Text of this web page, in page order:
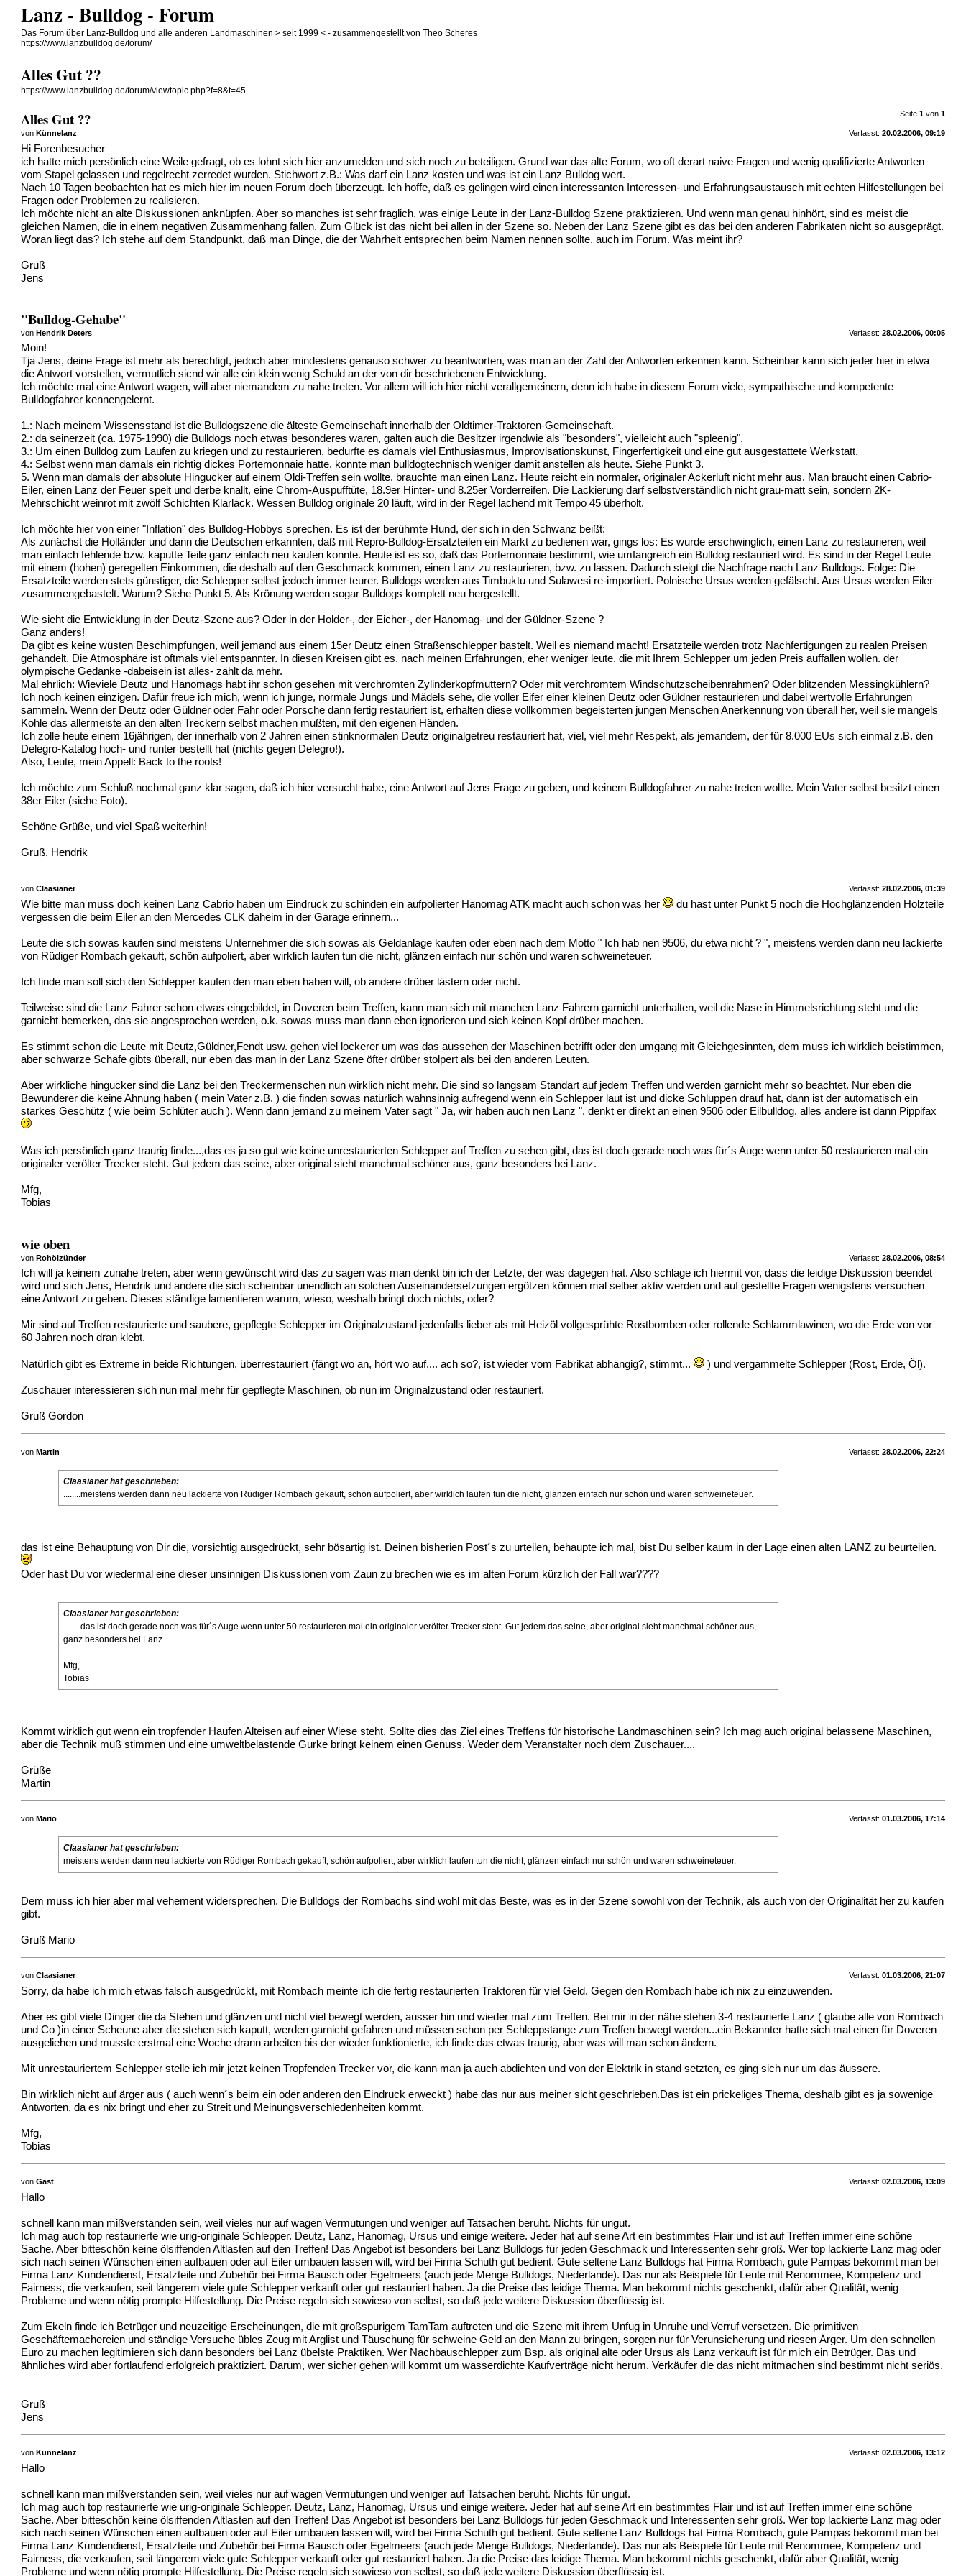
Lanz - Bulldog - Forum
Das Forum über Lanz-Bulldog und alle anderen Landmaschinen > seit 1999 < - zusammengestellt von Theo Scheres
https://www.lanzbulldog.de/forum/
Alles Gut ??
https://www.lanzbulldog.de/forum/viewtopic.php?f=8&t=45
Seite 1von 1
Alles Gut ??
Verfasst: 20.02.2006, 09:19
vonKünnelanz
Hi Forenbesucher
ich hatte mich persönlich eine Weile gefragt, ob es lohnt sich hier anzumelden und sich noch zu beteiligen. Grund war das alte Forum, wo oft derart naive Fragen und wenig qualifizierte Antworten
vom Stapel gelassen und regelrecht zerredet wurden. Stichwort z.B.: Was darf ein Lanz kosten und was ist ein Lanz Bulldog wert.
Nach 10 Tagen beobachten hat es mich hier im neuen Forum doch überzeugt. Ich hoffe, daß es gelingen wird einen interessanten Interessen- und Erfahrungsaustausch mit echten Hilfestellungen bei
Fragen oder Problemen zu realisieren.
Ich möchte nicht an alte Diskussionen anknüpfen. Aber so manches ist sehr fraglich, was einige Leute in der Lanz-Bulldog Szene praktizieren. Und wenn man genau hinhört, sind es meist die
gleichen Namen, die in einem negativen Zusammenhang fallen. Zum Glück ist das nicht bei allen in der Szene so. Neben der Lanz Szene gibt es das bei den anderen Fabrikaten nicht so ausgeprägt.
Woran liegt das? Ich stehe auf dem Standpunkt, daß man Dinge, die der Wahrheit entsprechen beim Namen nennen sollte, auch im Forum. Was meint ihr?
Gruß
Jens
"Bulldog-Gehabe"
Verfasst: 28.02.2006, 00:05
vonHendrik Deters
Moin!
Tja Jens, deine Frage ist mehr als berechtigt, jedoch aber mindestens genauso schwer zu beantworten, was man an der Zahl der Antworten erkennen kann. Scheinbar kann sich jeder hier in etwa
die Antwort vorstellen, vermutlich sicnd wir alle ein klein wenig Schuld an der von dir beschriebenen Entwicklung.
Ich möchte mal eine Antwort wagen, will aber niemandem zu nahe treten. Vor allem will ich hier nicht verallgemeinern, denn ich habe in diesem Forum viele, sympathische und kompetente
Bulldogfahrer kennengelernt.
1.: Nach meinem Wissensstand ist die Bulldogszene die älteste Gemeinschaft innerhalb der Oldtimer-Traktoren-Gemeinschaft.
2.: da seinerzeit (ca. 1975-1990) die Bulldogs noch etwas besonderes waren, galten auch die Besitzer irgendwie als "besonders", vielleicht auch "spleenig".
3.: Um einen Bulldog zum Laufen zu kriegen und zu restaurieren, bedurfte es damals viel Enthusiasmus, Improvisationskunst, Fingerfertigkeit und eine gut ausgestattete Werkstatt.
4.: Selbst wenn man damals ein richtig dickes Portemonnaie hatte, konnte man bulldogtechnisch weniger damit anstellen als heute. Siehe Punkt 3.
5. Wenn man damals der absolute Hingucker auf einem Oldi-Treffen sein wollte, brauchte man einen Lanz. Heute reicht ein normaler, originaler Ackerluft nicht mehr aus. Man braucht einen Cabrio-
Eiler, einen Lanz der Feuer speit und derbe knallt, eine Chrom-Auspufftüte, 18.9er Hinter- und 8.25er Vorderreifen. Die Lackierung darf selbstverständlich nicht grau-matt sein, sondern 2K-
Mehrschicht weinrot mit zwölf Schichten Klarlack. Wessen Bulldog originale 20 läuft, wird in der Regel lachend mit Tempo 45 überholt.
Ich möchte hier von einer "Inflation" des Bulldog-Hobbys sprechen. Es ist der berühmte Hund, der sich in den Schwanz beißt:
Als zunächst die Holländer und dann die Deutschen erkannten, daß mit Repro-Bulldog-Ersatzteilen ein Markt zu bedienen war, gings los: Es wurde erschwinglich, einen Lanz zu restaurieren, weil
man einfach fehlende bzw. kaputte Teile ganz einfach neu kaufen konnte. Heute ist es so, daß das Portemonnaie bestimmt, wie umfangreich ein Bulldog restauriert wird. Es sind in der Regel Leute
mit einem (hohen) geregelten Einkommen, die deshalb auf den Geschmack kommen, einen Lanz zu restaurieren, bzw. zu lassen. Dadurch steigt die Nachfrage nach Lanz Bulldogs. Folge: Die
Ersatzteile werden stets günstiger, die Schlepper selbst jedoch immer teurer. Bulldogs werden aus Timbuktu und Sulawesi re-importiert. Polnische Ursus werden gefälscht. Aus Ursus werden Eiler
zusammengebastelt. Warum? Siehe Punkt 5. Als Krönung werden sogar Bulldogs komplett neu hergestellt.
Wie sieht die Entwicklung in der Deutz-Szene aus? Oder in der Holder-, der Eicher-, der Hanomag- und der Güldner-Szene ?
Ganz anders!
Da gibt es keine wüsten Beschimpfungen, weil jemand aus einem 15er Deutz einen Straßenschlepper bastelt. Weil es niemand macht! Ersatzteile werden trotz Nachfertigungen zu realen Preisen
gehandelt. Die Atmosphäre ist oftmals viel entspannter. In diesen Kreisen gibt es, nach meinen Erfahrungen, eher weniger leute, die mit Ihrem Schlepper um jeden Preis auffallen wollen. der
olympische Gedanke -dabeisein ist alles- zählt da mehr.
Mal ehrlich: Wieviele Deutz und Hanomags habt ihr schon gesehen mit verchromten Zylinderkopfmuttern? Oder mit verchromtem Windschutzscheibenrahmen? Oder blitzenden Messingkühlern?
Ich noch keinen einzigen. Dafür freue ich mich, wenn ich junge, normale Jungs und Mädels sehe, die voller Eifer einer kleinen Deutz oder Güldner restaurieren und dabei wertvolle Erfahrungen
sammeln. Wenn der Deutz oder Güldner oder Fahr oder Porsche dann fertig restauriert ist, erhalten diese vollkommen begeisterten jungen Menschen Anerkennung von überall her, weil sie mangels
Kohle das allermeiste an den alten Treckern selbst machen mußten, mit den eigenen Händen.
Ich zolle heute einem 16jährigen, der innerhalb von 2 Jahren einen stinknormalen Deutz originalgetreu restauriert hat, viel, viel mehr Respekt, als jemandem, der für 8.000 EUs sich einmal z.B. den
Delegro-Katalog hoch- und runter bestellt hat (nichts gegen Delegro!).
Also, Leute, mein Appell: Back to the roots!
Ich möchte zum Schluß nochmal ganz klar sagen, daß ich hier versucht habe, eine Antwort auf Jens Frage zu geben, und keinem Bulldogfahrer zu nahe treten wollte. Mein Vater selbst besitzt einen
38er Eiler (siehe Foto).
Schöne Grüße, und viel Spaß weiterhin!
Gruß, Hendrik
Verfasst: 28.02.2006, 01:39
vonClaasianer
Wie bitte man muss doch keinen Lanz Cabrio haben um Eindruck zu schinden ein aufpolierter Hanomag ATK macht auch schon was her
du hast unter Punkt 5 noch die Hochglänzenden Holzteile
vergessen die beim Eiler an den Mercedes CLK daheim in der Garage erinnern...
Leute die sich sowas kaufen sind meistens Unternehmer die sich sowas als Geldanlage kaufen oder eben nach dem Motto " Ich hab nen 9506, du etwa nicht ? ", meistens werden dann neu lackierte
von Rüdiger Rombach gekauft, schön aufpoliert, aber wirklich laufen tun die nicht, glänzen einfach nur schön und waren schweineteuer.
Ich finde man soll sich den Schlepper kaufen den man eben haben will, ob andere drüber lästern oder nicht.
Teilweise sind die Lanz Fahrer schon etwas eingebildet, in Doveren beim Treffen, kann man sich mit manchen Lanz Fahrern garnicht unterhalten, weil die Nase in Himmelsrichtung steht und die
garnicht bemerken, das sie angesprochen werden, o.k. sowas muss man dann eben ignorieren und sich keinen Kopf drüber machen.
Es stimmt schon die Leute mit Deutz,Güldner,Fendt usw. gehen viel lockerer um was das aussehen der Maschinen betrifft oder den umgang mit Gleichgesinnten, dem muss ich wirklich beistimmen,
aber schwarze Schafe gibts überall, nur eben das man in der Lanz Szene öfter drüber stolpert als bei den anderen Leuten.
Aber wirkliche hingucker sind die Lanz bei den Treckermenschen nun wirklich nicht mehr. Die sind so langsam Standart auf jedem Treffen und werden garnicht mehr so beachtet. Nur eben die
Bewunderer die keine Ahnung haben ( mein Vater z.B. ) die finden sowas natürlich wahnsinnig aufregend wenn ein Schlepper laut ist und dicke Schluppen drauf hat, dann ist der automatisch ein
starkes Geschütz ( wie beim Schlüter auch ). Wenn dann jemand zu meinem Vater sagt " Ja, wir haben auch nen Lanz ", denkt er direkt an einen 9506 oder Eilbulldog, alles andere ist dann Pippifax
Was ich persönlich ganz traurig finde...,das es ja so gut wie keine unrestaurierten Schlepper auf Treffen zu sehen gibt, das ist doch gerade noch was für´s Auge wenn unter 50 restaurieren mal ein
originaler verölter Trecker steht. Gut jedem das seine, aber original sieht manchmal schöner aus, ganz besonders bei Lanz.
Mfg,
Tobias
wie oben
Verfasst: 28.02.2006, 08:54
vonRohölzünder
Ich will ja keinem zunahe treten, aber wenn gewünscht wird das zu sagen was man denkt bin ich der Letzte, der was dagegen hat. Also schlage ich hiermit vor, dass die leidige Diskussion beendet
wird und sich Jens, Hendrik und andere die sich scheinbar unendlich an solchen Auseinandersetzungen ergötzen können mal selber aktiv werden und auf gestellte Fragen wenigstens versuchen
eine Antwort zu geben. Dieses ständige lamentieren warum, wieso, weshalb bringt doch nichts, oder?
Mir sind auf Treffen restaurierte und saubere, gepflegte Schlepper im Originalzustand jedenfalls lieber als mit Heizöl vollgesprühte Rostbomben oder rollende Schlammlawinen, wo die Erde von vor
60 Jahren noch dran klebt.
Natürlich gibt es Extreme in beide Richtungen, überrestauriert (fängt wo an, hört wo auf,... ach so?, ist wieder vom Fabrikat abhängig?, stimmt... ) und vergammelte Schlepper (Rost, Erde, Öl).
Zuschauer interessieren sich nun mal mehr für gepflegte Maschinen, ob nun im Originalzustand oder restauriert.
Gruß Gordon
Verfasst: 28.02.2006, 22:24
vonMartin
Claasianer hat geschrieben:
........meistens werden dann neu lackierte von Rüdiger Rombach gekauft, schön aufpoliert, aber wirklich laufen tun die nicht, glänzen einfach nur schön und waren schweineteuer.
das ist eine Behauptung von Dir die, vorsichtig ausgedrückt, sehr bösartig ist. Deinen bisherien Post´s zu urteilen, behaupte ich mal, bist Du selber kaum in der Lage einen alten LANZ zu beurteilen.
Oder hast Du vor wiedermal eine dieser unsinnigen Diskussionen vom Zaun zu brechen wie es im alten Forum kürzlich der Fall war????
Claasianer hat geschrieben:
........das ist doch gerade noch was für´s Auge wenn unter 50 restaurieren mal ein originaler verölter Trecker steht. Gut jedem das seine, aber original sieht manchmal schöner aus,
ganz besonders bei Lanz.
Mfg,
Tobias
Kommt wirklich gut wenn ein tropfender Haufen Alteisen auf einer Wiese steht. Sollte dies das Ziel eines Treffens für historische Landmaschinen sein? Ich mag auch original belassene Maschinen,
aber die Technik muß stimmen und eine umweltbelastende Gurke bringt keinem einen Genuss. Weder dem Veranstalter noch dem Zuschauer....
Grüße
Martin
Verfasst: 01.03.2006, 17:14
von Mario
Claasianer hat geschrieben:
meistens werden dann neu lackierte von Rüdiger Rombach gekauft, schön aufpoliert, aber wirklich laufen tun die nicht, glänzen einfach nur schön und waren schweineteuer.
Dem muss ich hier aber mal vehement widersprechen. Die Bulldogs der Rombachs sind wohl mit das Beste, was es in der Szene sowohl von der Technik, als auch von der Originalität her zu kaufen
gibt.
Gruß Mario
Verfasst: 01.03.2006, 21:07
vonClaasianer
Sorry, da habe ich mich etwas falsch ausgedrückt, mit Rombach meinte ich die fertig restaurierten Traktoren für viel Geld. Gegen den Rombach habe ich nix zu einzuwenden.
Aber es gibt viele Dinger die da Stehen und glänzen und nicht viel bewegt werden, ausser hin und wieder mal zum Treffen. Bei mir in der nähe stehen 3-4 restaurierte Lanz ( glaube alle von Rombach
und Co )in einer Scheune aber die stehen sich kaputt, werden garnicht gefahren und müssen schon per Schleppstange zum Treffen bewegt werden...ein Bekannter hatte sich mal einen für Doveren
ausgeliehen und musste erstmal eine Woche drann arbeiten bis der wieder funktionierte, ich finde das etwas traurig, aber was will man schon ändern.
Mit unrestauriertem Schlepper stelle ich mir jetzt keinen Tropfenden Trecker vor, die kann man ja auch abdichten und von der Elektrik in stand setzten, es ging sich nur um das äussere.
Bin wirklich nicht auf ärger aus ( auch wenn´s beim ein oder anderen den Eindruck erweckt ) habe das nur aus meiner sicht geschrieben.Das ist ein prickeliges Thema, deshalb gibt es ja sowenige
Antworten, da es nix bringt und eher zu Streit und Meinungsverschiedenheiten kommt.
Mfg,
Tobias
Verfasst: 02.03.2006, 13:09
vonGast
Hallo
schnell kann man mißverstanden sein, weil vieles nur auf wagen Vermutungen und weniger auf Tatsachen beruht. Nichts für ungut.
Ich mag auch top restaurierte wie urig-originale Schlepper. Deutz, Lanz, Hanomag, Ursus und einige weitere. Jeder hat auf seine Art ein bestimmtes Flair und ist auf Treffen immer eine schöne
Sache. Aber bitteschön keine ölsiffenden Altlasten auf den Treffen! Das Angebot ist besonders bei Lanz Bulldogs für jeden Geschmack und Interessenten sehr groß. Wer top lackierte Lanz mag oder
sich nach seinen Wünschen einen aufbauen oder auf Eiler umbauen lassen will, wird bei Firma Schuth gut bedient. Gute seltene Lanz Bulldogs hat Firma Rombach, gute Pampas bekommt man bei
Firma Lanz Kundendienst, Ersatzteile und Zubehör bei Firma Bausch oder Egelmeers (auch jede Menge Bulldogs, Niederlande). Das nur als Beispiele für Leute mit Renommee, Kompetenz und
Fairness, die verkaufen, seit längerem viele gute Schlepper verkauft oder gut restauriert haben. Ja die Preise das leidige Thema. Man bekommt nichts geschenkt, dafür aber Qualität, wenig
Probleme und wenn nötig prompte Hilfestellung. Die Preise regeln sich sowieso von selbst, so daß jede weitere Diskussion überflüssig ist.
Zum Ekeln finde ich Betrüger und neuzeitige Erscheinungen, die mit großspurigem TamTam auftreten und die Szene mit ihrem Unfug in Unruhe und Verruf versetzen. Die primitiven
Geschäftemachereien und ständige Versuche übles Zeug mit Arglist und Täuschung für schweine Geld an den Mann zu bringen, sorgen nur für Verunsicherung und riesen Ärger. Um den schnellen
Euro zu machen legitimieren sich dann besonders bei Lanz übelste Praktiken. Wer Nachbauschlepper zum Bsp. als original alte oder Ursus als Lanz verkauft ist für mich ein Betrüger. Das und
ähnliches wird aber fortlaufend erfolgreich praktiziert. Darum, wer sicher gehen will kommt um wasserdichte Kaufverträge nicht herum. Verkäufer die das nicht mitmachen sind bestimmt nicht seriös.
Gruß
Jens
Verfasst: 02.03.2006, 13:12
von Künnelanz
Hallo
schnell kann man mißverstanden sein, weil vieles nur auf wagen Vermutungen und weniger auf Tatsachen beruht. Nichts für ungut.
Ich mag auch top restaurierte wie urig-originale Schlepper. Deutz, Lanz, Hanomag, Ursus und einige weitere. Jeder hat auf seine Art ein bestimmtes Flair und ist auf Treffen immer eine schöne
Sache. Aber bitteschön keine ölsiffenden Altlasten auf den Treffen! Das Angebot ist besonders bei Lanz Bulldogs für jeden Geschmack und Interessenten sehr groß. Wer top lackierte Lanz mag oder
sich nach seinen Wünschen einen aufbauen oder auf Eiler umbauen lassen will, wird bei Firma Schuth gut bedient. Gute seltene Lanz Bulldogs hat Firma Rombach, gute Pampas bekommt man bei
Firma Lanz Kundendienst, Ersatzteile und Zubehör bei Firma Bausch oder Egelmeers (auch jede Menge Bulldogs, Niederlande). Das nur als Beispiele für Leute mit Renommee, Kompetenz und
Fairness, die verkaufen, seit längerem viele gute Schlepper verkauft oder gut restauriert haben. Ja die Preise das leidige Thema. Man bekommt nichts geschenkt, dafür aber Qualität, wenig
Probleme und wenn nötig prompte Hilfestellung. Die Preise regeln sich sowieso von selbst, so daß jede weitere Diskussion überflüssig ist.